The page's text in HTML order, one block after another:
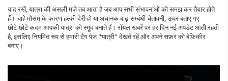
याद रखें, यात्रा की असली मज़े तब आता है जब आप सभी संभावनाओं को समझ कर तैयार होते
हैं। चाहे मौसम के कारण हल्की देरी हो या अचानक बाढ़‑सम्बंधी चेतावनी, ऊपर बताए गए
छोटे‑छोटे कदम आपकी यात्रा को स्मूद बनाते हैं। रॉयल खबरें पर हर दिन नई अपडेट आती रहती
है, इसलिए नियमित रूप से हमारी टैग पेज "यात्री" देखते रहें और अपने सफ़र को बेफ़िकीर
बनाएं।